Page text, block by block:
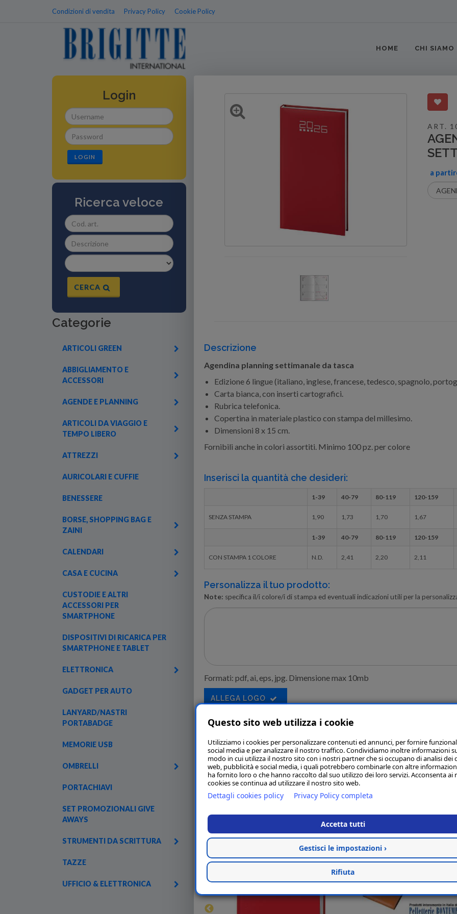
Condizioni di vendita Privacy Policy Cookie Policy
HOME CHI SIAMO
Login
LOGIN
Ricerca veloce
CERCA
Categorie
ARTICOLI GREEN
ABBIGLIAMENTO E
ACCESSORI
AGENDE E PLANNING
ARTICOLI DA VIAGGIO E
TEMPO LIBERO
ATTREZZI
AURICOLARI E CUFFIE
BENESSERE
BORSE, SHOPPING BAG E
ZAINI
CALENDARI
CASA E CUCINA
CUSTODIE E ALTRI
ACCESSORI PER
SMARTPHONE
DISPOSITIVI DI RICARICA PER
SMARTPHONE E TABLET
ELETTRONICA
GADGET PER AUTO
LANYARD/NASTRI
PORTABADGE
MEMORIE USB
OMBRELLI
PORTACHIAVI
SET PROMOZIONALI GIVE
AWAYS
STRUMENTI DA SCRITTURA
TAZZE
UFFICIO & ELETTRONICA
ART.
a
Descrizione
Agendina planning settimanale da tasca
Edizione 6 lingue (italiano, inglese, francese, tedesco, spagnolo,
Carta bianca, con inserti cartografici.
Rubrica telefonica.
Copertina in materiale plastico con stampa del millesimo.
Dimensioni 8 x 15 cm.
Fornibili anche in colori assortiti. Minimo 100 pz. per colore
Inserisci la quantità che desideri:
1-39 40-79 80-119 120-159
SENZA STAMPA 1,90 1,73 1,70 1,67
1-39 40-79 80-119 120-159
CON STAMPA 1 COLORE N.D. 2,41 2,20 2,11
Personalizza il tuo prodotto:
Note: specifica il/i colore/i di stampa ed eventuali indicazioni utili per la
Formati: pdf, ai, eps, jpg. Dimensione max 10mb
ALLEGA LOGO
Articoli
Questo sito web utilizza i cookie
Utilizziamo i cookies per personalizzare contenuti ed annunci, per fornire
social media e per analizzare il nostro traffico. Condividiamo inoltre informazioni
modo in cui utilizza il nostro sito con i nostri partner che si occupano di analisi dei
web, pubblicità e social media, i quali potrebbero combinarle con altre
ha fornito loro o che hanno raccolto dal suo utilizzo dei loro servizi. Acconsenta ai
cookies se continua ad utilizzare il nostro sito web.
Dettagli cookies policy Privacy Policy completa
Accetta tutti
Gestisci le impostazioni ›
Rifiuta